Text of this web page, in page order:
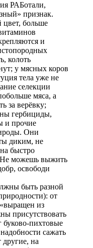
РАБотали,
признак.
цвет, больше
и
колоть
у мясных коров
тела уже не
селекции
мяса, а
за верёвку;
гербициды,
и прочие
Они
диким, не
быстро
Не можешь выжить
освободи
быть разной
от
из
присутствовать
буково-пихтовые
сажать
другие, на